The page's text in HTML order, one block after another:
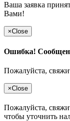
Ваша заявка
Вами!
×Close
Ошибка!
Пожалуйста,
×Close
Пожалуйста,
чтобы уточнить